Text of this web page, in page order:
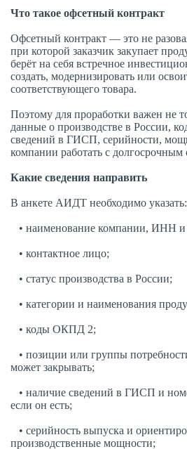
Что такое офсетный контракт
Офсетный контракт — это не
при которой заказчик закупает
берёт на себя встречное
создать, модернизировать или
соответствующего товара.
Поэтому для проработки важен не
данные о производстве в России,
сведений в ГИСП, серийности,
компании работать с долгосрочным
Какие сведения направить
В анкете АИДТ необходимо указать:
• наименование компании, ИНН и
• контактное лицо;
• статус производства в России;
• категории и наименования
• коды ОКПД 2;
• позиции или группы
может закрывать;
• наличие сведений в ГИСП и
если он есть;
• серийность выпуска и
производственные мощности;